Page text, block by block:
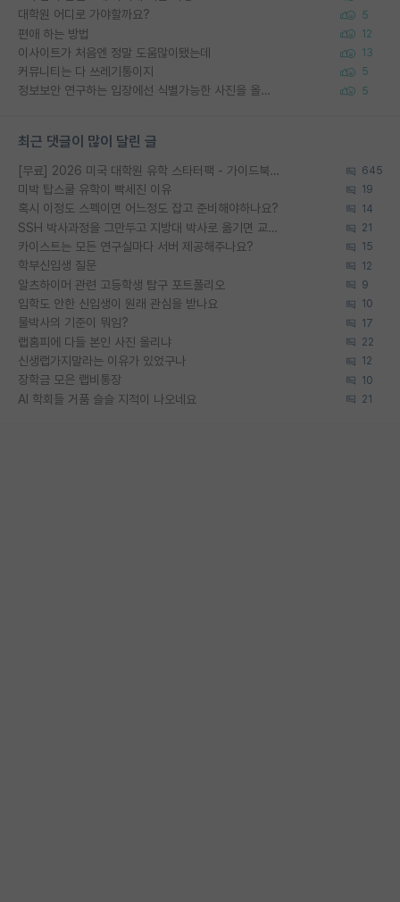
대학원 어디로 가야할까요? 5
편애 하는 방법 12
이사이트가 처음엔 정말 도움많이됐는데 13
커뮤니티는 다 쓰레기통이지 5
정보보안 연구하는 입장에선 식별가능한 사진을 올리는건 비추이긴함 5
최근 댓글이 많이 달린 글
[무료] 2026 미국 대학원 유학 스타터팩 - 가이드북 & 합격자 컨택메일 템플릿 645
미박 탑스쿨 유학이 빡세진 이유 19
혹시 이정도 스펙이면 어느정도 잡고 준비해야하나요? 14
SSH 박사과정을 그만두고 지방대 박사로 옮기면 교수의 꿈은 끝일까요? 21
카이스트는 모든 연구실마다 서버 제공해주나요? 15
학부신입생 질문 12
알츠하이머 관련 고등학생 탐구 포트폴리오 9
입학도 안한 신입생이 원래 관심을 받나요 10
물박사의 기준이 뭐임? 17
랩홈피에 다들 본인 사진 올리냐 22
신생랩가지말라는 이유가 있었구나 12
장학금 모은 랩비통장 10
AI 학회들 거품 슬슬 지적이 나오네요 21